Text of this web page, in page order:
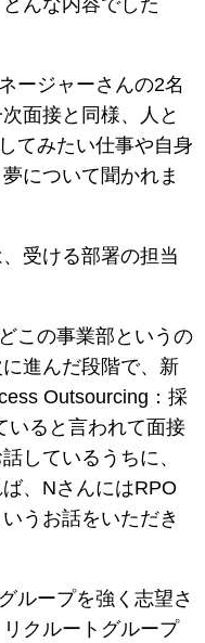
ージャーさんの2名
面接と同様、人と
てみたい仕事や自身
について聞かれま
受ける部署の担当
この事業部というの
進んだ段階で、新
Outsourcing：採
いると言われて面接
しているうちに、
、NさんにはRPO
うお話をいただき
ループを強く志望さ
クルートグループ